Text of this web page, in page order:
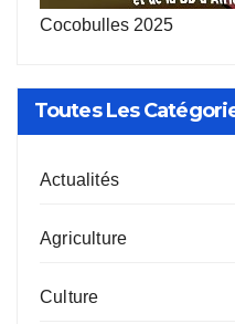
Cocobulles 2025
Toutes Les
Actualités
Agriculture
Culture